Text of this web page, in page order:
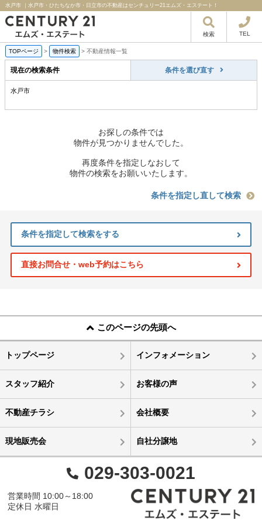
水戸市 ｜水戸市・ひたちなか市・日立市の不動産はセンチュリー21エムズ・エステート！
検索 TEL
TOPページ > 物件検索 > 不動産情報一覧
現在の検索条件 条件を選び直す
水戸市
お探しの条件では
物件が見つかりませんでした。
再度条件を指定しなおして
物件の検索をお願いいたします。
条件を指定し直して検索
条件を指定して検索をする
直接お問合せ・web予約はこちら
このページの先頭へ
トップページ インフォメーション
スタッフ紹介 お客様の声
不動産チラシ 会社概要
現地販売会 自社分譲地
029-303-0021
営業時間 10:00～18:00
定休日 水曜日